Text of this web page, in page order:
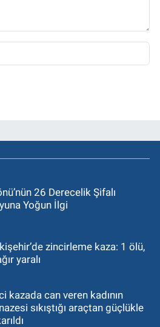
26 Derecelik Şifalı
Yoğun İlgi
zincirleme kaza: 1 ölü,
yaralı
kazada can veren kadının
sıkıştığı araçtan güçlükle